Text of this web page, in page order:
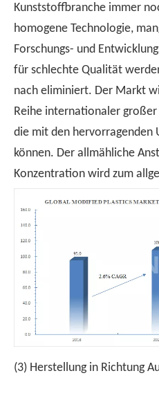
Kunststoffbranche immer
homogene Technologie,
Forschungs- und
für schlechte Qualität
nach eliminiert. Der Markt
Reihe internationaler
die mit den
können. Der allmähliche
Konzentration wird zum
(3) Herstellung in Richtung